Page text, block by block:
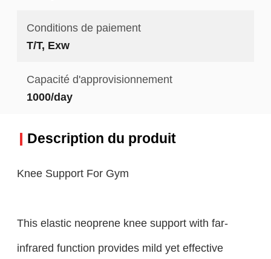
Conditions de paiement
T/T, Exw
Capacité d'approvisionnement
1000/day
Description du produit
Knee Support For Gym
This elastic neoprene knee support with far-
infrared function provides mild yet effective